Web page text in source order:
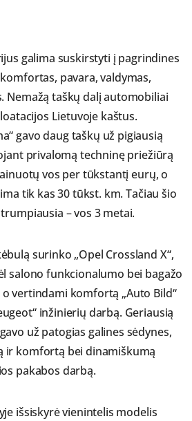
galima suskirstyti į pagrindines
pavara, valdymas,
Nemažą taškų dalį automobiliai
Lietuvoje kaštus.
gavo daug taškų už pigiausią
privalomą techninę priežiūrą
vos per tūkstantį eurų, o
tik kas 30 tūkst. km. Tačiau šio
– vos 3 metai.
surinko „Opel Crossland X“,
salono funkcionalumo bei bagažo
vertindami komfortą „Auto Bild“
inžinierių darbą. Geriausią
už patogias galines sėdynes,
ir komfortą bei dinamiškumą
pakabos darbą.
išsiskyrė vienintelis modelis